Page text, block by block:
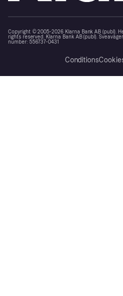
Copyright © 2005-2026 Klarna Bank AB (publ).
rights reserved. Klarna Bank AB (publ).
number: 556737-0431
Conditions